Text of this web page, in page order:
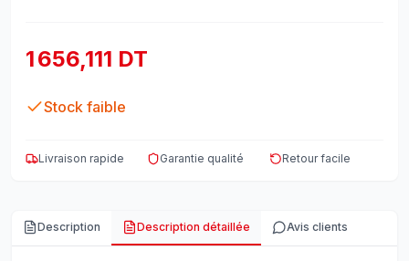
1 656,111 DT
Stock faible
Livraison rapide Garantie qualité Retour facile
Description Description détaillée Avis clients